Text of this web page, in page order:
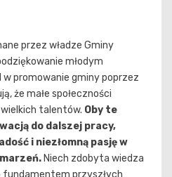
przez władze Gminy
młodym
promowanie gminy poprzez
że małe społeczności
talentów. Oby te
do dalszej pracy,
i niezłomną pasję w
Niech zdobyta wiedza